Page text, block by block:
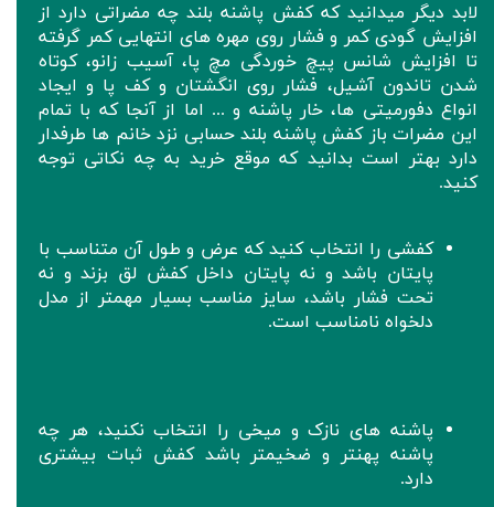
لابد دیگر میدانید که کفش پاشنه بلند چه مضراتی دارد از
افزایش گودی کمر و فشار روی مهره های انتهایی کمر گرفته
تا افزایش شانس پیچ خوردگی مچ پا، آسیب زانو، کوتاه
شدن تاندون آشیل، فشار روی انگشتان و کف پا و ایجاد
انواع دفورمیتی ها، خار پاشنه و ... اما از آنجا که با تمام
این مضرات باز کفش پاشنه بلند حسابی نزد خانم ها طرفدار
دارد بهتر است بدانید که موقع خرید به چه نکاتی توجه
کنید. ‌
‌کفشی را انتخاب کنید که عرض و طول آن متناسب با
پایتان باشد و نه پایتان داخل کفش لق بزند و نه
تحت فشار باشد، سایز مناسب بسیار مهمتر از مدل
دلخواه نامناسب است.
پاشنه های نازک و میخی را انتخاب نکنید، هر چه
پاشنه پهنتر و ضخیمتر باشد کفش ثبات بیشتری
دارد.